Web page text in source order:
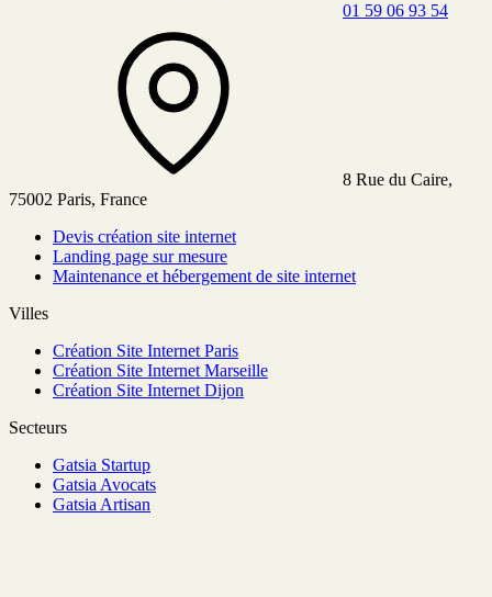
01 59 06 93 54
8 Rue du Caire,
75002 Paris, France
Devis création site internet
Landing page sur mesure
Maintenance et hébergement de site internet
Villes
Création Site Internet Paris
Création Site Internet Marseille
Création Site Internet Dijon
Secteurs
Gatsia Startup
Gatsia Avocats
Gatsia Artisan